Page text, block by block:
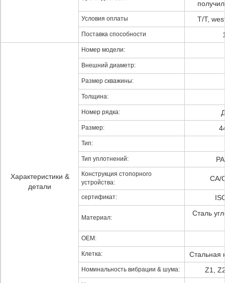
Условия оплаты T/T,
Поставка способности
Характеристики &
детали
Номер модели:
Внешний диаметр:
Размер скважины:
Толщина:
Номер рядка:
Размер:
Тип:
Тип уплотнений:
Конструкция стопорного
устройства:
CA/
сертификат:
Материал:
Сталь
OEM:
Клетка: Стальная
Номинальность вибрации & шума: Z1,